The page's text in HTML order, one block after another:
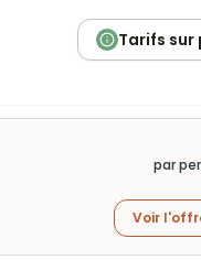
Tarifs sur
par
Voir